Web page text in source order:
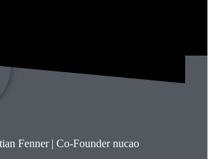
Fenner | Co-Founder nucao